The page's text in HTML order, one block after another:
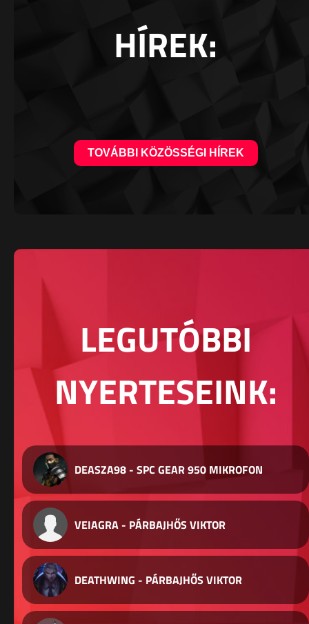
HÍREK:
TOVÁBBI KÖZÖSSÉGI HÍREK
LEGUTÓBBI
NYERTESEINK:
DEASZA98 - SPC GEAR 950 MIKROFON
VEIAGRA - PÁRBAJHŐS VIKTOR
DEATHWING - PÁRBAJHŐS VIKTOR